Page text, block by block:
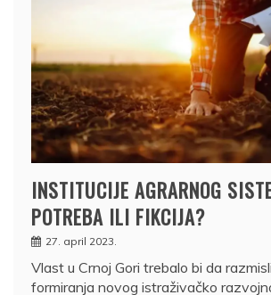
INSTITUCIJE AGRARNOG
POTREBA ILI FIKCIJA?
27. april 2023.
Vlast u Crnoj Gori trebalo bi da
formiranja novog istraživačko